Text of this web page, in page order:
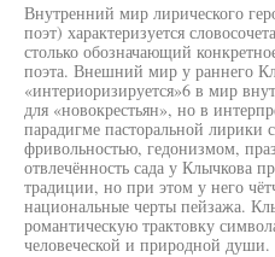
Внутренний мир лирического
поэт) характеризуется
столько обозначающий
поэта. Внешний мир у раннего
«интериоризируется»6 в мир
для «новокрестьян», но в
парадигме пасторальной лирики
фривольностью, гедонизмом,
отвлечённость сада у Клычкова
традиции, но при этом у него
национальные черты пейзажа.
романтическую трактовку
человеческой и природной души.